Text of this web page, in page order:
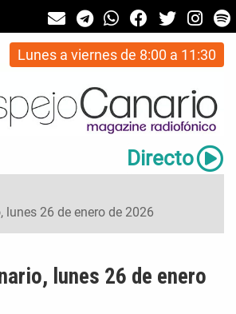
Lunes a viernes de 8:00 a 11:30
Directo
lunes 26 de enero de 2026
lunes 26 de enero